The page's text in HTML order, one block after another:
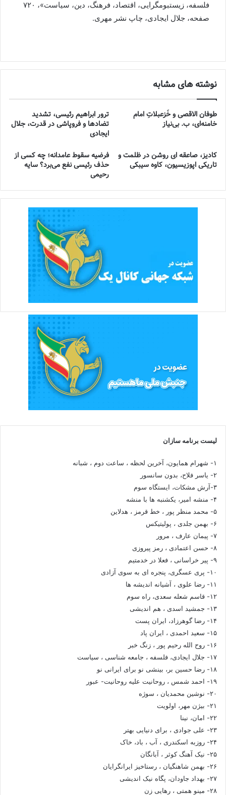
فلسفه، زیستبومگرایی، اقتصاد، فرهنگ، دین، سیاست»، ۷۲۰
صفحه، جلال ایجادی، چاپ نشر مهری.
نوشته های مشابه
طوفان الاقصی و خُزعبلاتِ امام
خامنه‌ای، ب. بی‌نیاز
ترور ابراهیم رئیسی، تشدید
تضادها و فروپاشی در قدرت، جلال
ایجادی
کادیز، صاعقه ای روشن در ظلمت و
تاریکی اپوزیسیون، کاوه سیبکی
فرضیه سقوط عامدانه؛ چه کسی از
حذف رئیسی نفع می‌برد؟ سایه
رحیمی
لیست برنامه سازان
۱- شهرام همایون، آخرین لحظه ، ساعت دوم ، شبانه
۲- یاسر فلاح، بدون سانسور
۳-آرش مشکات، ایستگاه سوم
۴- منشه امیر، یکشنبه ها با منشه
۵- محمد منظر پور ، خط قرمز ، هدلاین
۶- بهمن جلدی ، پولیتیکس
۷- پیمان عارف ، مرور
۸- حسن اعتمادی ، رمز پیروزی
۹- پیر خراسانی ، فعلا در خدمتیم
۱۰- پری عسگری، پنجره ای به سوی آزادی
۱۱- رضا علوی ، آشیانه اندیشه ها
۱۲- قاسم شعله سعدی، راه سوم
۱۳- جمشید اسدی ، هم اندیشی
۱۴- رضا گوهرزاد، ایران پست
۱۵- سعید احمدی ، ایران پاد
۱۶- روح الله رحیم پور ، زنگ خبر
۱۷- جلال ایجادی، فلسفه ، جامعه شناسی ، سیاست
۱۸- رضا حسین بر، بینشی نو برای ایرانی نو
۱۹- احمد شمس ، روحانیت علیه روحانیت- عبور
۲۰- نوشین محمدیان ، سوژه
۲۱- بیژن مهر، اولویت
۲۲- امان، نینا
۲۳- علی جوادی ، برای دنیایی بهتر
۲۴- روزبه اسکندری ، آب ، باد، خاک
۲۵- نیک آهنگ کوثر ، آبانگان
۲۶- بهمن شاهنگیان ، رستاخیز ایرانگرایان
۲۷- بهداد جاودان، پگاه نیک اندیشی
۲۸- مینو همتی ، رهایی زن